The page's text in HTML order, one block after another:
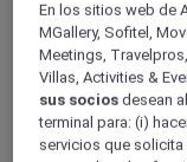
Página de inicio
Guía de viaje
Descubre
¿Qué hacer en
En los sitios web de
MGallery, Sofitel,
Meetings,
Villas, Activities &
sus socios desean
terminal para: (i)
servicios que